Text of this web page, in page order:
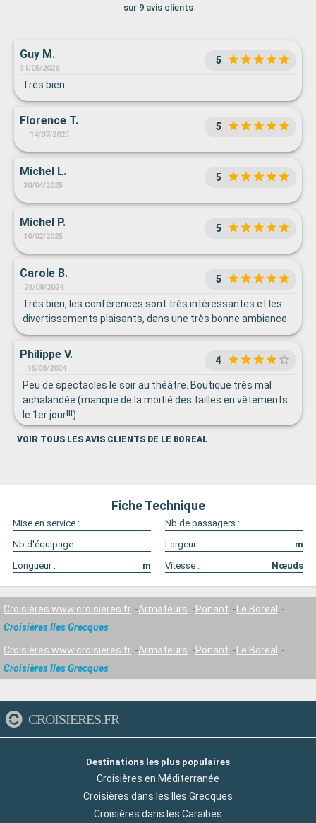
sur 9 avis clients
Guy M.
31/05/2026
5
Très bien
Florence T.
14/07/2025
5
Michel L.
30/04/2025
5
Michel P.
10/02/2025
5
Carole B.
28/08/2024
5
Très bien, les conférences sont très intéressantes et les
divertissements plaisants, dans une très bonne ambiance
Philippe V.
15/08/2024
4
Peu de spectacles le soir au théâtre. Boutique très mal
achalandée (manque de la moitié des tailles en vêtements
le 1er jour!!!)
VOIR TOUS LES AVIS CLIENTS DE LE BOREAL
Fiche Technique
Mise en service :
Nb de passagers :
Nb d'équipage :
Largeur :
m
Longueur :
m Vitesse : Nœuds
Croisières www.croisieres.fr Armateurs Ponant
Le Boreal
Croisières Iles Grecques
Croisières www.croisieres.fr Armateurs Ponant
Le Boreal
Croisières Iles Grecques
CROISIERES.FR
Destinations les plus populaires
Croisières en Méditerranée
Croisières dans les Iles Grecques
Croisières dans les Caraibes